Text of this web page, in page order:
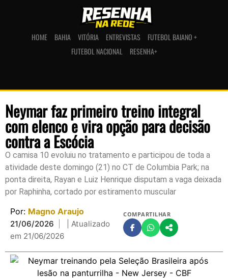
HOME BAHIA VITÓRIA ENTREVISTAS
FUTEBOL BAIANO +
FUTEBOL NACIONAL
RESENHA+
Neymar faz primeiro treino integral
com elenco e vira opção para decisão
contra a Escócia
O camisa 10 evoluiu no tratamento e participou de toda a
atividade deste domingo (21) no CT de Columbia Park; na
ponta direita, Rayan e Luiz Henrique disputam a vaga deixada
por Raphinha, cortado por estiramento muscular
Por: Magno Araujo
21/06/2026
| Atualizado
em 21/06/2026
COMPARTILHAR